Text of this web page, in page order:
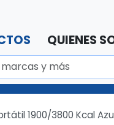
QUIENES
1900/3800 Kcal